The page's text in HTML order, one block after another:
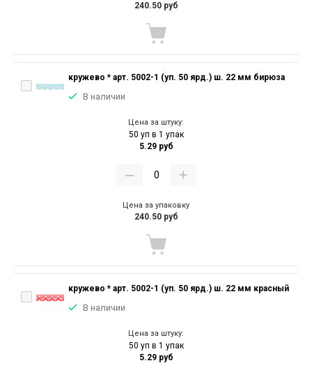
240.50 руб
кружево * арт. 5002-1 (уп. 50 ярд.) ш. 22 мм бирюза
В наличии
Цена за штуку:
50 уп в 1 упак
5.29 руб
Цена за упаковку
240.50 руб
кружево * арт. 5002-1 (уп. 50 ярд.) ш. 22 мм красный
В наличии
Цена за штуку:
50 уп в 1 упак
5.29 руб